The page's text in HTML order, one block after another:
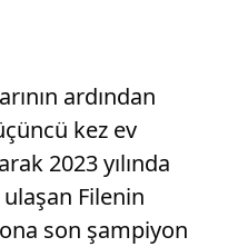
ardından
kez ev
2023 yılında
Filenin
son şampiyon